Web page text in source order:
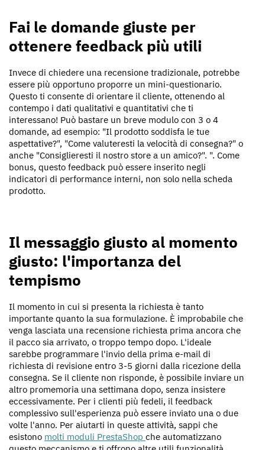
Fai le domande giuste per
ottenere feedback più utili
Invece di chiedere una recensione tradizionale, potrebbe
essere più opportuno proporre un mini-questionario.
Questo ti consente di orientare il cliente, ottenendo al
contempo i dati qualitativi e quantitativi che ti
interessano! Può bastare un breve modulo con 3 o 4
domande, ad esempio: "Il prodotto soddisfa le tue
aspettative?", "Come valuteresti la velocità di consegna?" o
anche "Consiglieresti il ​​nostro store a un amico?". ". Come
bonus, questo feedback può essere inserito negli
indicatori di performance interni, non solo nella scheda
prodotto.
Il messaggio giusto al momento
giusto: l'importanza del
tempismo
Il momento in cui si presenta la richiesta è tanto
importante quanto la sua formulazione. È improbabile che
venga lasciata una recensione richiesta prima ancora che
il pacco sia arrivato, o troppo tempo dopo. L'ideale
sarebbe programmare l'invio della prima e-mail di
richiesta di revisione entro 3-5 giorni dalla ricezione della
consegna. Se il cliente non risponde, è possibile inviare un
altro promemoria una settimana dopo, senza insistere
eccessivamente. Per i clienti più fedeli, il feedback
complessivo sull'esperienza può essere inviato una o due
volte l'anno. Per aiutarti in queste attività, sappi che
esistono molti moduli PrestaShop che automatizzano